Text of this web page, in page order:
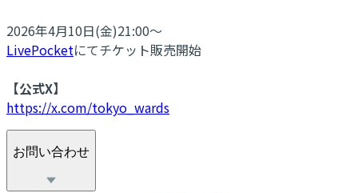
2026年4月10日(金)21:00～
LivePocketにてチケット販売開始
【公式X】
https://x.com/tokyo_wards
お問い合わせ